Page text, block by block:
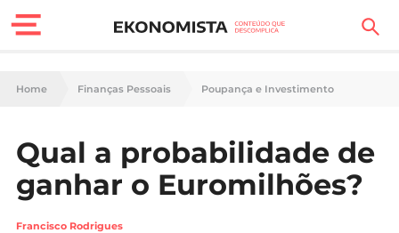
Finanças Pessoais
Carreira
Casa
Home Finanças Pessoais Poupança e Investimento
Qual a probabilidade de
ganhar o Euromilhões?
Francisco Rodrigues